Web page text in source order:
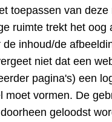
toepassen van deze
ruimte trekt het oog
de inhoud/de
niet dat een
pagina's) een
moet vormen. De
geloodst